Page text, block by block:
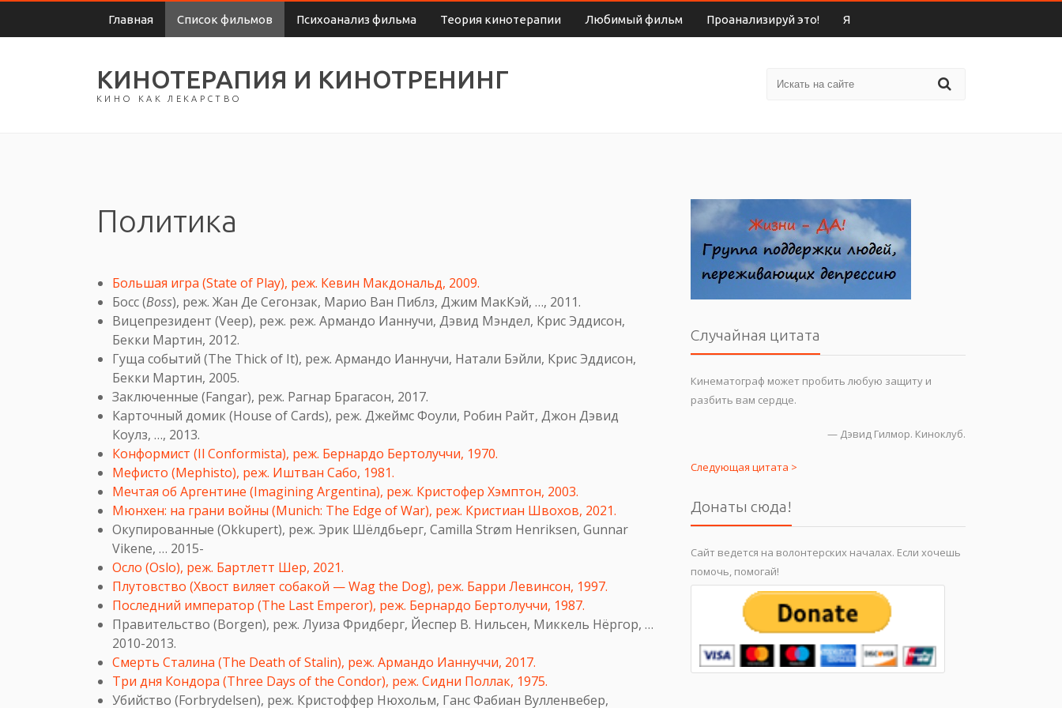
Главная Список фильмов Психоанализ фильма Теория кинотерапии Любимый фильм Проанализируй это! Я
КИНОТЕРАПИЯ И КИНОТРЕНИНГ
КИНО КАК ЛЕКАРСТВО
Политика
Большая игра (State of Play), реж. Кевин Макдональд, 2009.
Босс (Boss), реж. Жан Де Сегонзак, Марио Ван Пиблз, Джим МакКэй, …, 2011.
Вицепрезидент (Veep), реж. реж. Армандо Ианнучи, Дэвид Мэндел, Крис Эддисон,
Бекки Мартин, 2012.
Гуща событий (The Thick of It), реж. Армандо Ианнучи, Натали Бэйли, Крис Эддисон,
Бекки Мартин, 2005.
Заключенные (Fangar), реж. Рагнар Брагасон, 2017.
Карточный домик (House of Cards), реж. Джеймс Фоули, Робин Райт, Джон Дэвид
Коулз, …, 2013.
Конформист (Il Conformista), реж. Бернардо Бертолуччи, 1970.
Мефисто (Mephisto), реж. Иштван Сабо, 1981.
Мечтая об Аргентине (Imagining Argentina), реж. Кристофер Хэмптон, 2003.
Мюнхен: на грани войны (Munich: The Edge of War), реж. Кристиан Швохов, 2021.
Окупированные (Okkupert), реж. Эрик Шёлдбьерг, Camilla Strøm Henriksen, Gunnar
Vikene, … 2015-
Осло (Oslo), реж. Бартлетт Шер, 2021.
Плутовство (Хвост виляет собакой — Wag the Dog), реж. Барри Левинсон, 1997.
Последний император (The Last Emperor), реж. Бернардо Бертолуччи, 1987.
Правительство (Borgen), реж. Луиза Фридберг, Йеспер В. Нильсен, Миккель Нёргор, …
2010-2013.
Смерть Сталина (The Death of Stalin), реж. Армандо Ианнуччи, 2017.
Три дня Кондора (Three Days of the Condor), реж. Сидни Поллак, 1975.
Убийство (Forbrydelsen), реж. Кристоффер Нюхольм, Ганс Фабиан Вулленвебер,
Случайная цитата
Кинематограф может пробить любую защиту и
разбить вам сердце.
— Дэвид Гилмор. Киноклуб.
Следующая цитата >
Донаты сюда!
Сайт ведется на волонтерских началах. Если хочешь
помочь, помогай!